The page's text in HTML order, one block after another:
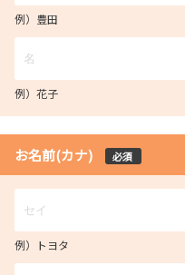
例）豊田
例）花子
お名前(カナ) 必須
例）トヨタ